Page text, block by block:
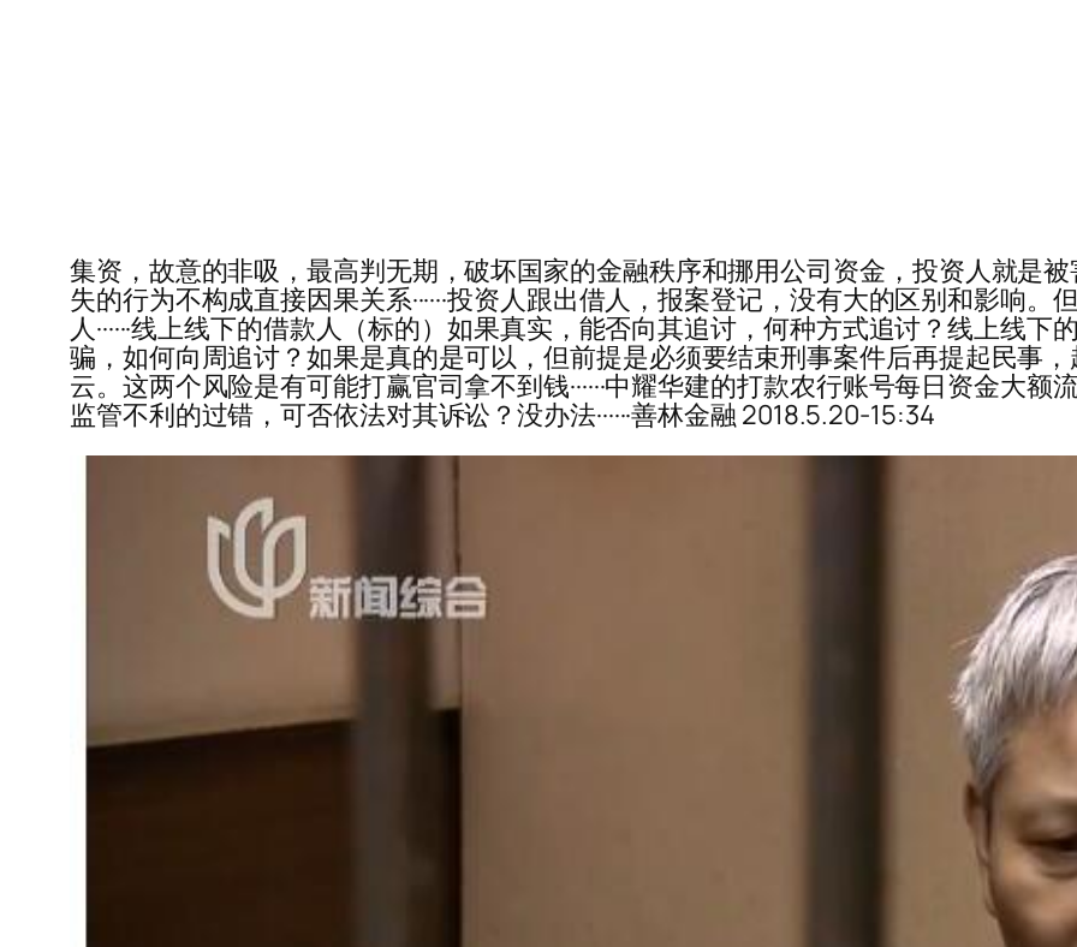
集资，故意的非吸，最高判无期，破坏国家的金融秩序和挪用公司资金，投资人就是被
失的行为不构成直接因果关系······投资人跟出借人，报案登记，没有大的区别和影响
人······线上线下的借款人（标的）如果真实，能否向其追讨，何种方式追讨？线上线
骗，如何向周追讨？如果是真的是可以，但前提是必须要结束刑事案件后再提起民事
云。这两个风险是有可能打赢官司拿不到钱······中耀华建的打款农行账号每日资金大
监管不利的过错，可否依法对其诉讼？没办法······善林金融 2018.5.20-15:34